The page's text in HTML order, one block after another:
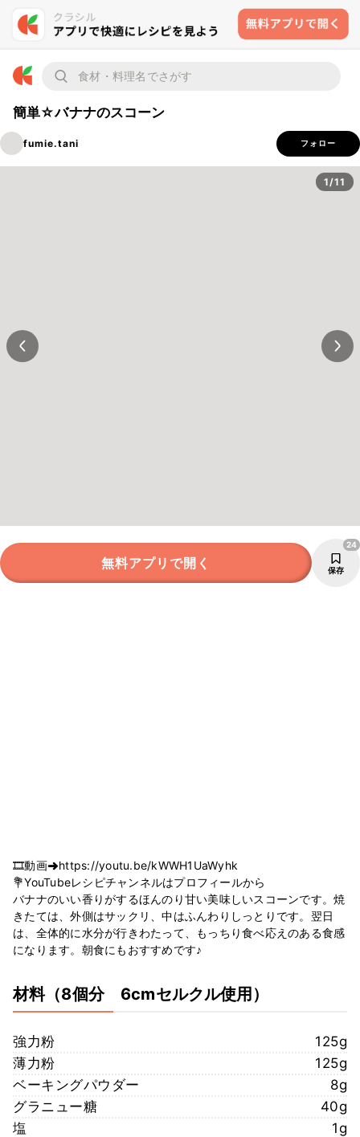
簡単☆バナナのスコーン
fumie.tani フォロー
1/11
無料アプリで開く 保存
24
🎞動画➜https://youtu.be/kWWH1UaWyhk
💐YouTubeレシピチャンネルはプロフィールから
バナナのいい香りがするほんのり甘い美味しいスコーンです。焼
きたては、外側はサックリ、中はふんわりしっとりです。翌日
は、全体的に水分が行きわたって、もっちり食べ応えのある食感
になります。朝食にもおすすめです♪
材料（8個分 6cmセルクル使用）
強力粉
125g
薄力粉
125g
ベーキングパウダー
8g
グラニュー糖
40g
塩
1g